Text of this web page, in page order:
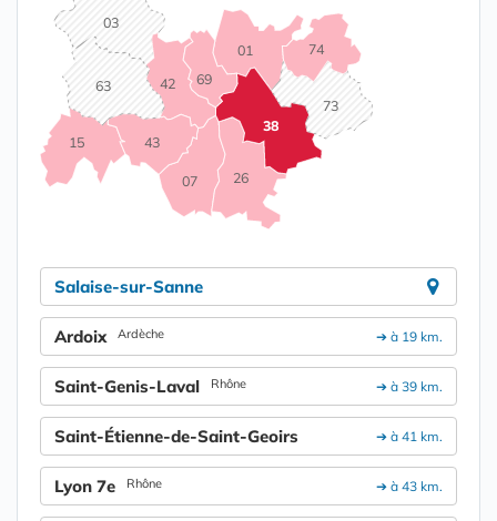
01
03
07
15
26
38
42
43
63
69
73
74
Salaise-sur-Sanne
➔ à 19 km.
Ardoix Ardèche
➔ à 39 km.
Saint-Genis-Laval Rhône
➔ à 41 km.
Saint-Étienne-de-Saint-Geoirs
➔ à 43 km.
Lyon 7e Rhône